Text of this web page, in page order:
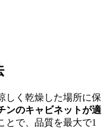
しく乾燥した場所に保
ンのキャビネットが適
とで、品質を最大で1